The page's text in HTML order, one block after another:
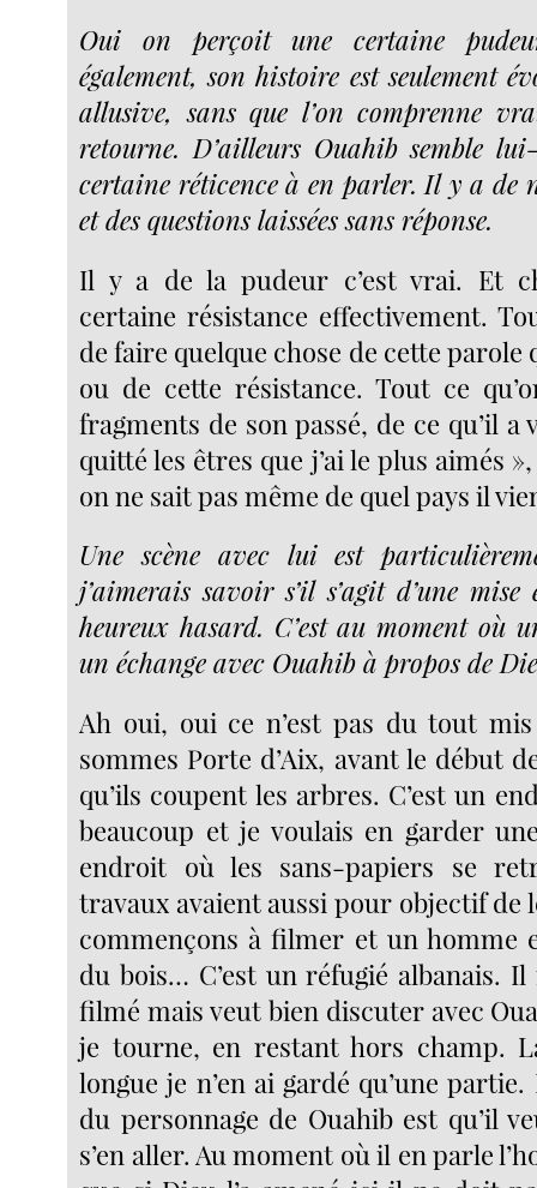
Oui on perçoit une certaine
également, son histoire est seulement
allusive, sans que l’on comprenne
retourne. D’ailleurs Ouahib semble
certaine réticence à en parler. Il y a de
et des questions laissées sans réponse.
Il y a de la pudeur c’est vrai. Et
certaine résistance effectivement.
de faire quelque chose de cette parole
ou de cette résistance. Tout ce
fragments de son passé, de ce qu’il a
quitté les êtres que j’ai le plus aimés
on ne sait pas même de quel pays il
Une scène avec lui est
j’aimerais savoir s’il s’agit d’une mise
heureux hasard. C’est au moment où
un échange avec Ouahib à propos de
Ah oui, oui ce n’est pas du tout
sommes Porte d’Aix, avant le début
qu’ils coupent les arbres. C’est un
beaucoup et je voulais en garder
endroit où les sans-papiers se
travaux avaient aussi pour objectif de
commençons à filmer et un homme
du bois… C’est un réfugié albanais.
filmé mais veut bien discuter avec
je tourne, en restant hors champ.
longue je n’en ai gardé qu’une partie.
du personnage de Ouahib est qu’il
s’en aller. Au moment où il en parle